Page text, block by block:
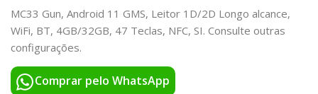
MC33 Gun, Android 11 GMS, Leitor 1D/2D Longo alcance,
WiFi, BT, 4GB/32GB, 47 Teclas, NFC, SI. Consulte outras
configurações.
Comprar pelo WhatsApp